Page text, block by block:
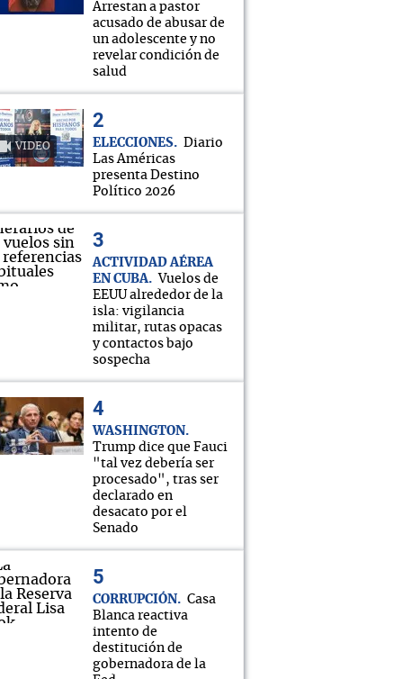
Arrestan a pastor
acusado de abusar de
un adolescente y no
revelar condición de
salud
VIDEO ELECCIONES
Diario
Las Américas
presenta Destino
Político 2026
ACTIVIDAD AÉREA
EN CUBA
Vuelos de
EEUU alrededor de la
isla: vigilancia
militar, rutas opacas
y contactos bajo
sospecha
WASHINGTON
Trump dice que Fauci
"tal vez debería ser
procesado", tras ser
declarado en
desacato por el
Senado
CORRUPCIÓN
Casa
Blanca reactiva
intento de
destitución de
gobernadora de la